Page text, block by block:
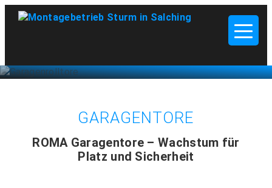
GARAGENTORE
ROMA Garagentore – Wachstum für
Platz und Sicherheit